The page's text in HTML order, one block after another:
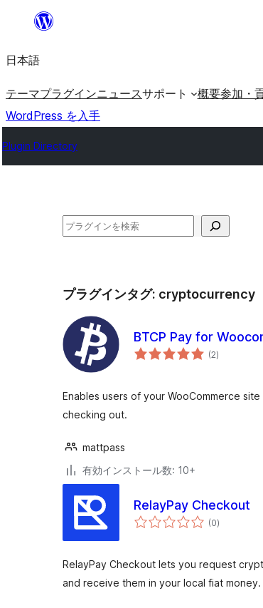
を
ッ
プ
日本語
テーマプラグインニュースサポート 概要参加・
WordPress を入手
Plugin Directory
検
プラグインタグ: cryptocurrency
BTCP Pay for
(2個
の)
Enables users of your WooCommerce
checking out.
mattpass
有効インストール数: 10+
RelayPay Checkout
(0個
の)
RelayPay Checkout lets you request
and receive them in your local fiat money.